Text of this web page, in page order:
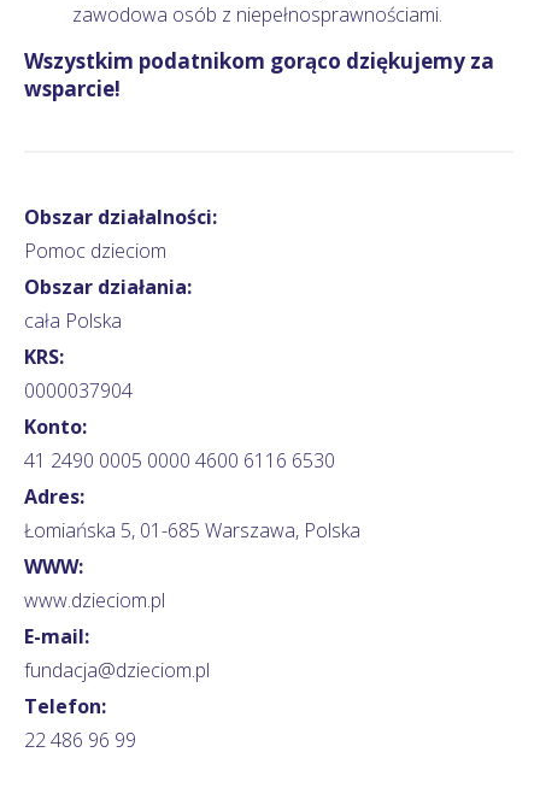
zawodowa osób z niepełnosprawnościami.
Wszystkim podatnikom gorąco dziękujemy za
wsparcie!
Obszar działalności:
Pomoc dzieciom
Obszar działania:
cała Polska
KRS:
0000037904
Konto:
41 2490 0005 0000 4600 6116 6530
Adres:
Łomiańska 5, 01-685 Warszawa, Polska
WWW:
www.dzieciom.pl
E-mail:
fundacja@dzieciom.pl
Telefon:
22 486 96 99